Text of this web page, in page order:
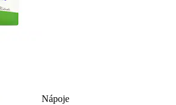
Nápoje